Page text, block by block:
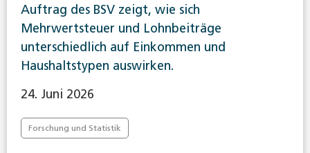
Auftrag des BSV zeigt, wie sich
Mehrwertsteuer und Lohnbeiträge
unterschiedlich auf Einkommen und
Haushaltstypen auswirken.
24. Juni 2026
Forschung und Statistik